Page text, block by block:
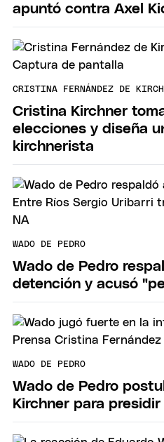
apuntó contra Axel
CRISTINA FERNÁNDEZ DE
Cristina Kirchner
elecciones y diseña
kirchnerista
WADO DE PEDRO
Wado de Pedro
detención y acusó
WADO DE PEDRO
Wado de Pedro
Kirchner para presidir